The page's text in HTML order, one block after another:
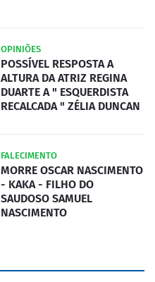
OPINIÕES
POSSÍVEL RESPOSTA A
ALTURA DA ATRIZ REGINA
DUARTE A " ESQUERDISTA
RECALCADA " ZÉLIA DUNCAN
FALECIMENTO
MORRE OSCAR NASCIMENTO
- KAKA - FILHO DO
SAUDOSO SAMUEL
NASCIMENTO